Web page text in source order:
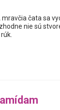
čata sa
nie sú